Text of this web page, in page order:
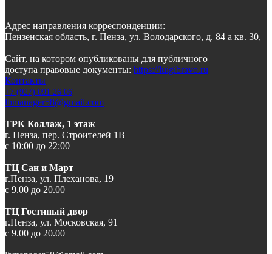
Адрес направления корреспонденции:
Пензенская область, г. Пенза, ул. Володарского, д. 84 а кв. 30,
Сайт, на котором опубликованы для публичного
доступа правовые документы: https://luigibravo.ru
Контакты
+7 (927) 091 26 06
lbmanager58@gmail.com
ТРК Коллаж, 1 этаж
г. Пенза, пер. Строителей 1В
с 10:00 до 22:00
ТЦ Сан и Март
г.Пенза, ул. Плеханова, 19
с 9.00 до 20.00
ТЦ Гостиный двор
г.Пенза, ул. Московская, 91
с 9.00 до 20.00